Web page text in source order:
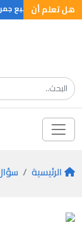
هل تعلم أن
يرمي منها سبع
الرئيسية